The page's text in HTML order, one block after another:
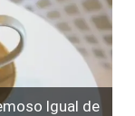
Igual de